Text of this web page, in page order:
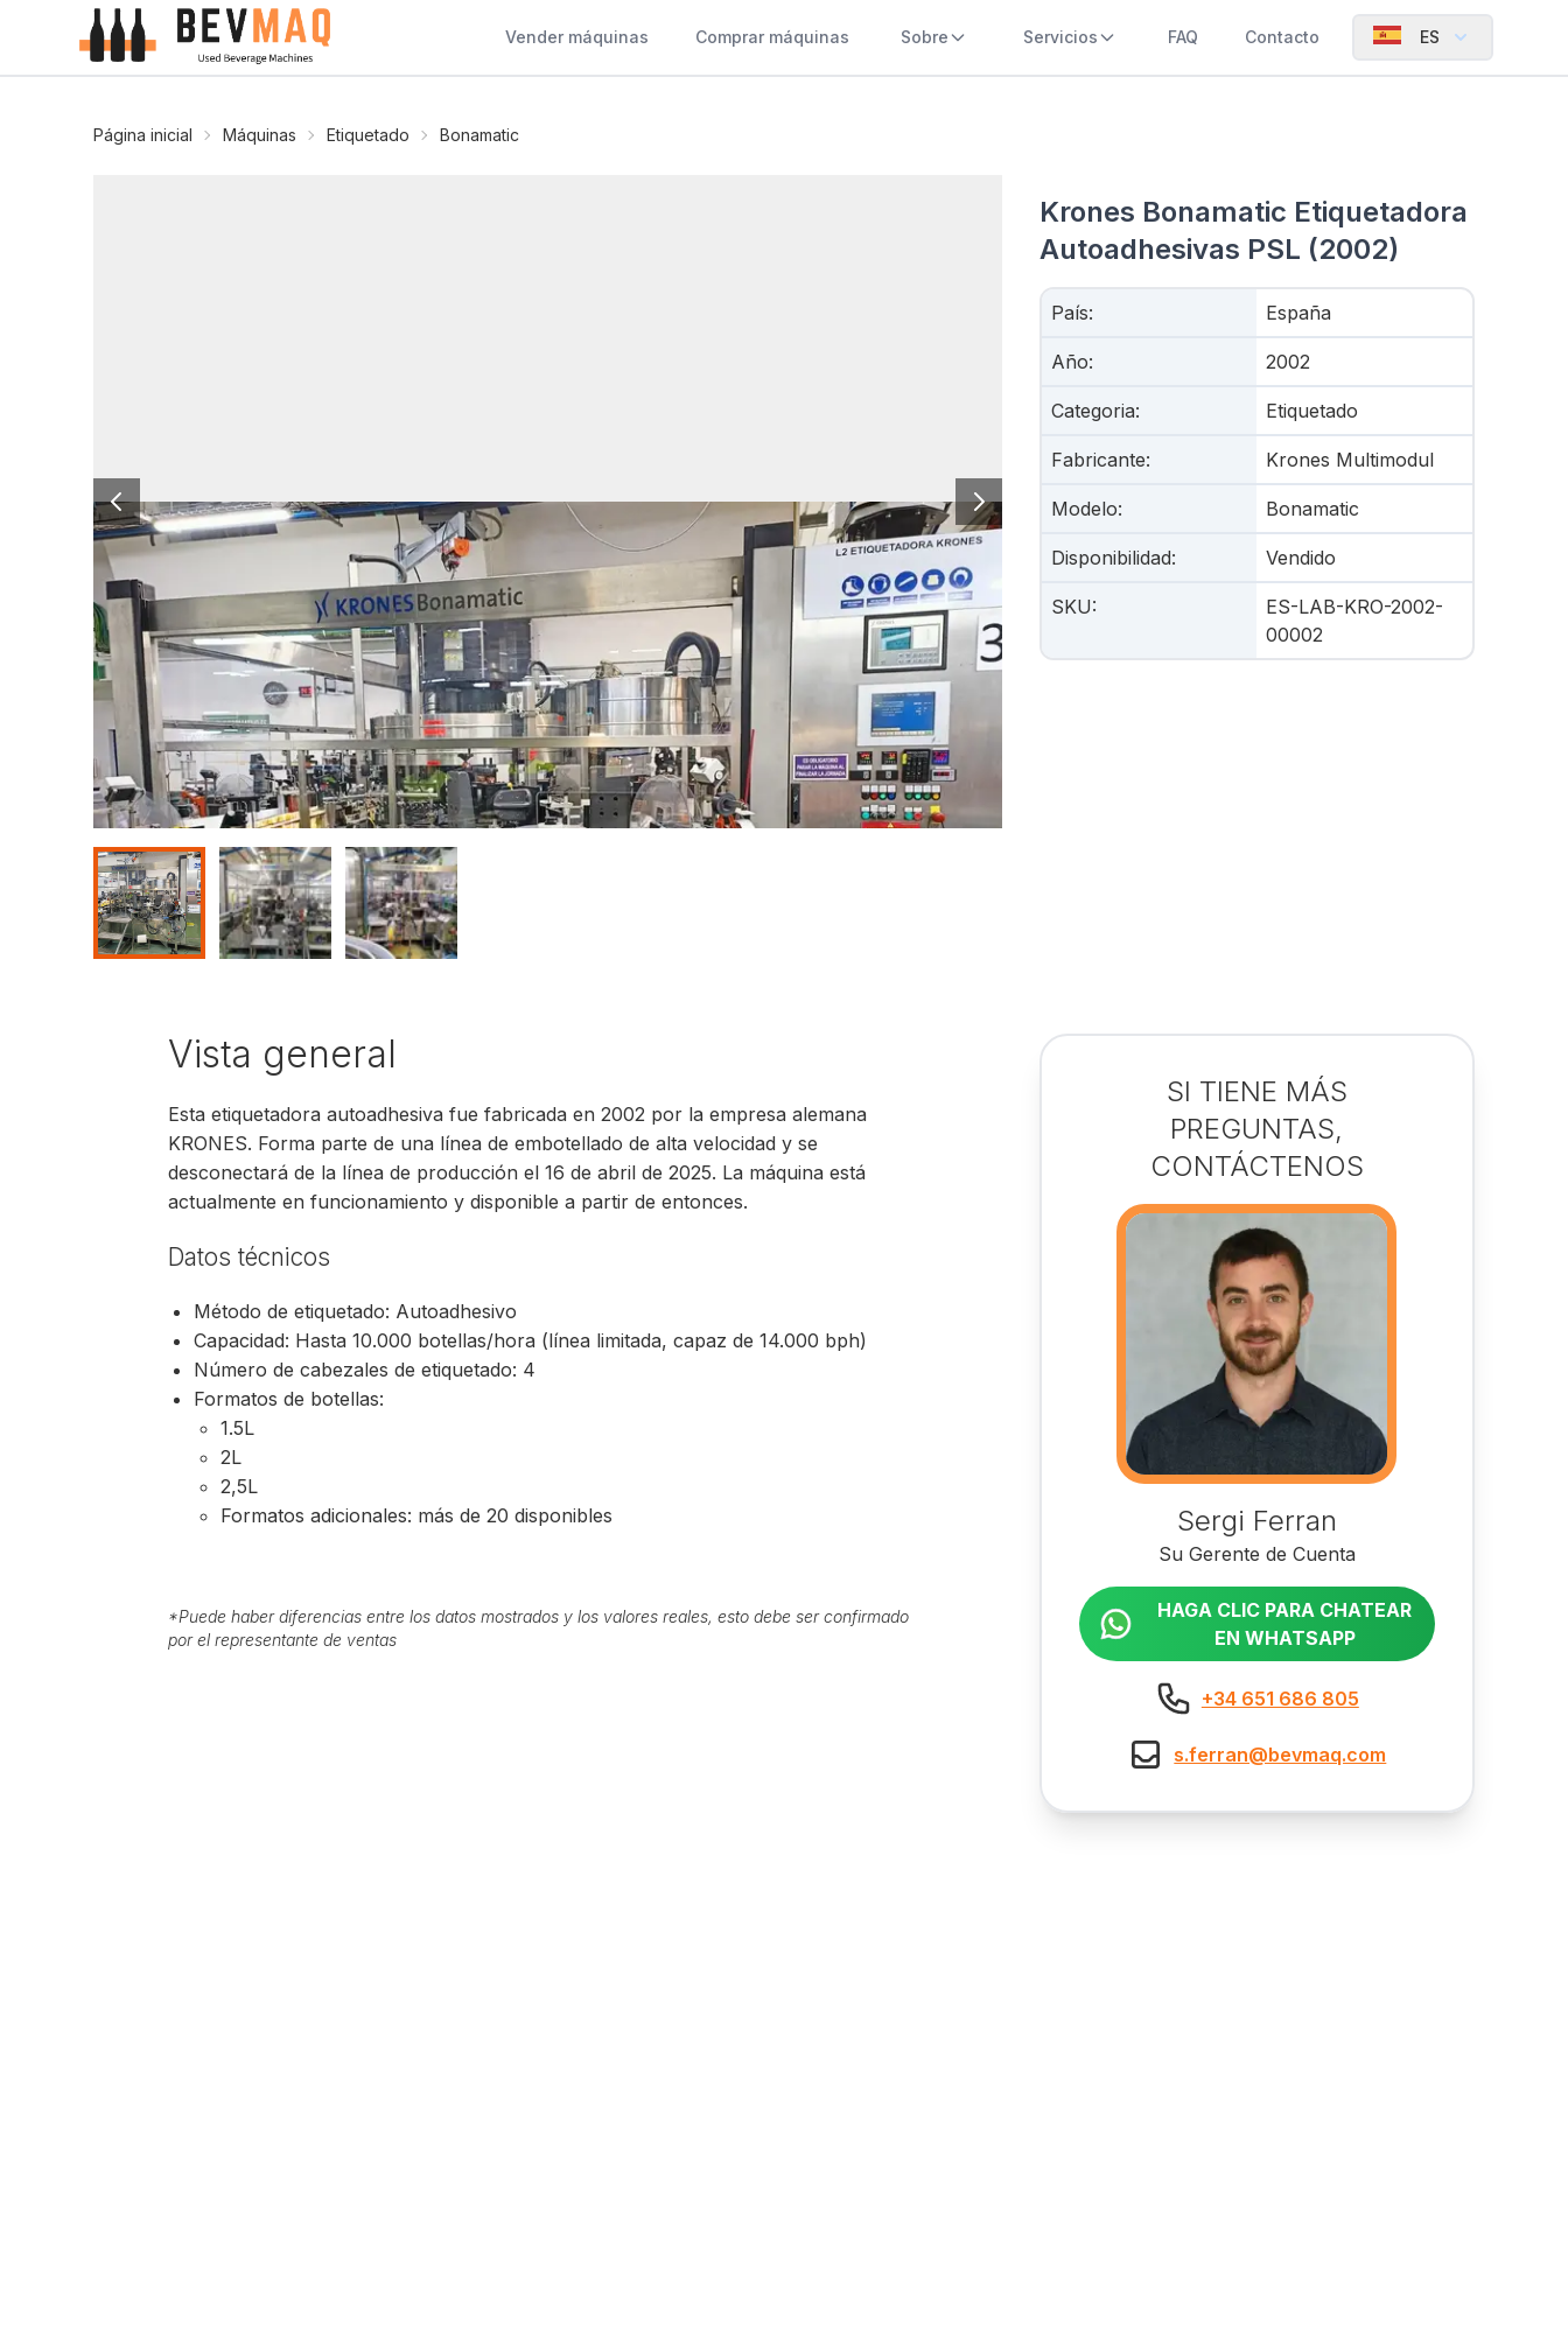
Vender máquinas Comprar máquinas Sobre Servicios FAQ Contacto ES
Página inicial Máquinas Etiquetado Bonamatic
Krones Bonamatic Etiquetadora
Autoadhesivas PSL (2002)
País: España
Año: 2002
Categoria: Etiquetado
Fabricante: Krones Multimodul
Modelo: Bonamatic
Disponibilidad: Vendido
SKU:
ES-LAB-KRO-2002-
00002
Vista general
Esta etiquetadora autoadhesiva fue fabricada en 2002 por la empresa alemana
KRONES. Forma parte de una línea de embotellado de alta velocidad y se
desconectará de la línea de producción el 16 de abril de 2025. La máquina está
actualmente en funcionamiento y disponible a partir de entonces.
Datos técnicos
Método de etiquetado: Autoadhesivo
Capacidad: Hasta 10.000 botellas/hora (línea limitada, capaz de 14.000 bph)
Número de cabezales de etiquetado: 4
Formatos de botellas:
1.5L
2L
2,5L
Formatos adicionales: más de 20 disponibles
*Puede haber diferencias entre los datos mostrados y los valores reales, esto debe ser confirmado
por el representante de ventas
SI TIENE MÁS
PREGUNTAS,
CONTÁCTENOS
Sergi Ferran
Su Gerente de Cuenta
HAGA CLIC PARA CHATEAR
EN WHATSAPP
+34 651 686 805
s.ferran@bevmaq.com